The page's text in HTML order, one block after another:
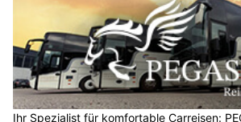
Ihr Spezialist für komfortable Carreisen: